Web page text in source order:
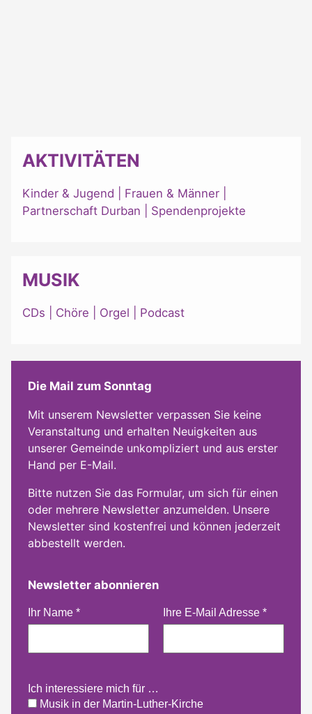
AKTIVITÄTEN
Kinder & Jugend Frauen & Männer
Partnerschaft Durban
Spendenprojekte
MUSIK
CDs Chöre Orgel Podcast
Die Mail zum Sonntag
Mit unserem Newsletter verpassen Sie keine
Veranstaltung und erhalten Neuigkeiten aus
unserer Gemeinde unkompliziert und aus erster
Hand per E-Mail.
Bitte nutzen Sie das Formular, um sich für einen
oder mehrere Newsletter anzumelden. Unsere
Newsletter sind kostenfrei und können jederzeit
abbestellt werden.
Newsletter abonnieren
Ihr Name * Ihre E-Mail Adresse *
Ich interessiere mich für …
Musik in der Martin-Luther-Kirche